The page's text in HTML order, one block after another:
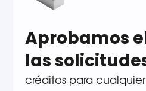
Aprobamos
las
créditos para